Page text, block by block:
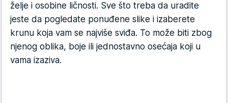
želje i osobine ličnosti. Sve što treba da uradite
jeste da pogledate ponuđene slike i izaberete
krunu koja vam se najviše sviđa. To može biti zbog
njenog oblika, boje ili jednostavno osećaja koji u
vama izaziva.